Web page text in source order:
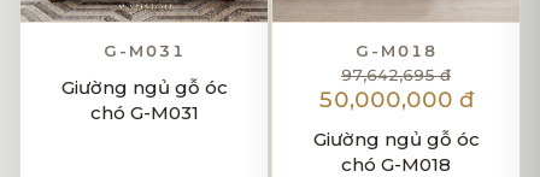
G-M031
Giường ngủ gỗ óc
chó G-M031
G-M018
97,642,695 đ
50,000,000 đ
Giường ngủ gỗ óc
chó G-M018